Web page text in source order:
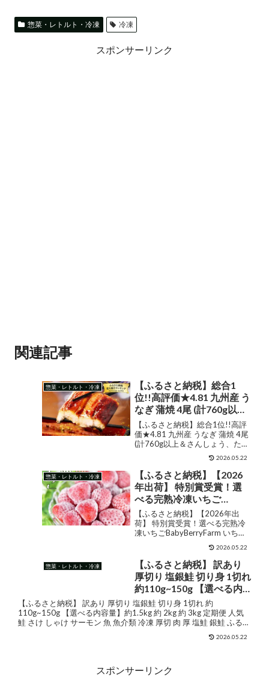
惣菜・レトルト・冷凍 冷凍
スポンサーリンク
関連記事
惣菜・レトルト・冷凍
【ふるさと納税】総合1
位!!高評価★4.81 九州産 う
なぎ 蒲焼 4尾 (計760g以上
＆さんしょう、たれ付き)
国産 九州産 特上 蒲焼長焼
うなぎの蒲焼き うなぎ蒲
焼 惣菜 人気 おすすめ 化粧
箱 小分け パック
【ふるさと納税】総合1位!!高評
価★4.81 九州産 うなぎ 蒲焼 4尾
(計760g以上＆さんしょう、たれ
付き) 国産 九州産 特上 蒲焼長焼
うなぎの蒲焼き うなぎ蒲焼 惣菜
人気 おすすめ 化粧箱 小分け パッ
ク 販売価格¥24,00...
2026.05.22
惣菜・レトルト・冷凍
【ふるさと納税】【2026
年出荷】 特別賞受賞！選
べる完熟冷凍いちご
BabyBerryFarm いちご 恋
みのり 紅ほっぺ かおり野
甘い 1kg 送料無料 国産 完
熟 スムージー ジャム ヨー
グルト 一口サイズ イチゴ
完熟 苺 果物 フルーツ 静岡
冷凍 BabyBerryFarm
【ふるさと納税】【2026年出
荷】 特別賞受賞！選べる完熟冷
凍いちごBabyBerryFarm いちご
恋みのり 紅ほっぺ かおり野 甘い
1kg 送料無料 国産 完熟 スムージ
ー ジャム ヨーグルト 一口サイズ
イチゴ 完熟 苺 果物 フ...
2026.05.22
惣菜・レトルト・冷凍
【ふるさと納税】 訳あり
厚切り 塩銀鮭 切り身 1切れ
約110g~150g 【選べる内
容量】約1.5kg 約 2kg 約
3kg 定期便 人気 鮭 さけ し
ゃけ サーモン 魚 魚介類 冷
凍 厚切 肉 厚 塩鮭 銀鮭 ふる
【ふるさと納税】 訳あり 厚切り 塩銀鮭 切り身 1切れ 約
110g~150g 【選べる内容量】約1.5kg 約 2kg 約 3kg 定期便 人気
鮭 さけ しゃけ サーモン 魚 魚介類 冷凍 厚切 肉 厚 塩鮭 銀鮭 ふるさ
2026.05.22
スポンサーリンク